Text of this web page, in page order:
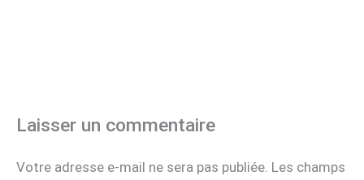
Laisser un commentaire
Votre adresse e-mail ne sera pas publiée. Les champs